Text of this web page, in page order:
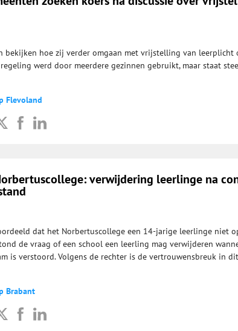
bekijken hoe zij verder omgaan met vrijstelling van leerplicht
werd door meerdere gezinnen gebruikt, maar staat
Flevoland
verwijdering leerlinge na
dat het Norbertuscollege een 14-jarige leerlinge niet
de vraag of een school een leerling mag verwijderen
is verstoord. Volgens de rechter is de vertrouwensbreuk in
Brabant